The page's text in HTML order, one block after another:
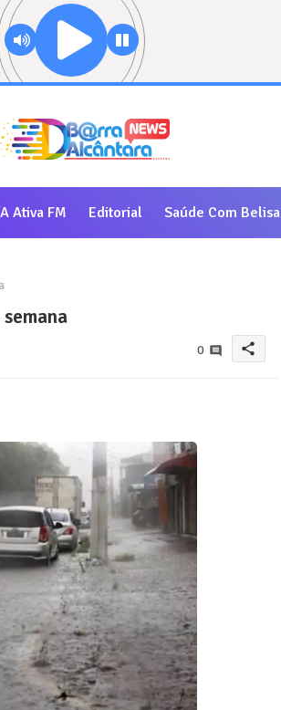
Ativa FM Editorial Saúde Com Belisa
0 share